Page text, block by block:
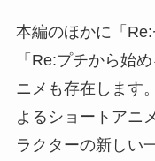
本編のほかに「Re:
「Re:プチから始
ニメも存在します
よるショートアニ
ラクターの新しい